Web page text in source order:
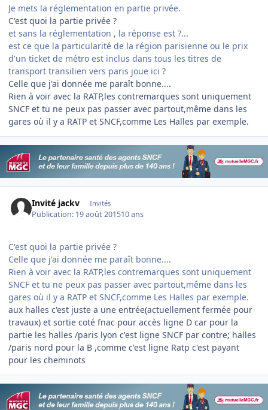
Je mets la réglementation en partie privée.
C'est quoi la partie privée ?
et sans la réglementation , la réponse est ?...
est ce que la particularité de la région parisienne ou le prix
d'un ticket de métro est inclus dans tous les titres de
transport transilien vers paris joue ici ?
Celle que j'ai donnée me paraît bonne....
Rien à voir avec la RATP,les contremarques sont uniquement
SNCF et tu ne peux pas passer avec partout,même dans les
gares où il y a RATP et SNCF,comme Les Halles par exemple.
Invité jackv Invités
Publication: 19 août 201510 ans
C'est quoi la partie privée ?
Celle que j'ai donnée me paraît bonne....
Rien à voir avec la RATP,les contremarques sont uniquement
SNCF et tu ne peux pas passer avec partout,même dans les
gares où il y a RATP et SNCF,comme Les Halles par exemple.
aux halles c'est juste a une entrée(actuellement fermée pour
travaux) et sortie coté fnac pour accès ligne D car pour la
partie les halles /paris lyon c'est ligne SNCF par contre; halles
/paris nord pour la B ,comme c'est ligne Ratp c'est payant
pour les cheminots